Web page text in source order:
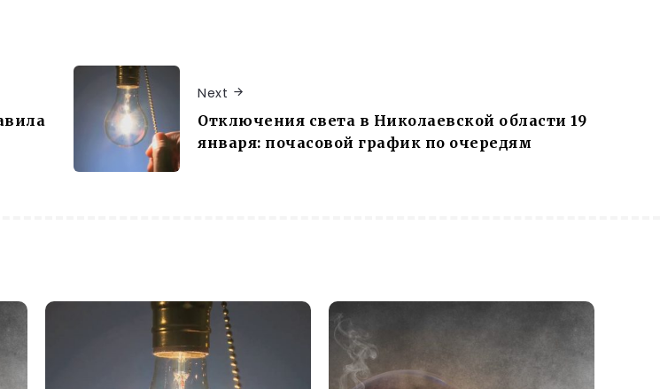
Next
Отключения света в Николаевской области 19
января: почасовой график по очередям